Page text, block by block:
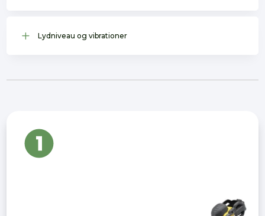
L Lydniveau og vibrationer